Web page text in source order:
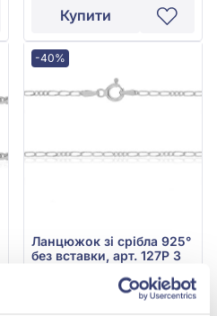
Купити
-40%
Ланцюжок зі срібла 925°
без вставки, арт. 127Р 3